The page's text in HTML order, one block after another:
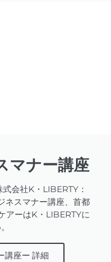
マナー講座
会社K・LIBERTY：
ネスマナー講座、首都
アーはK・LIBERTYに
講座ー 詳細